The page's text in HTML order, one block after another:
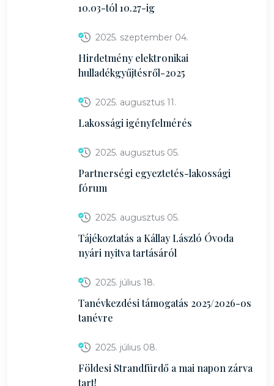
10.03-tól 10.27-ig
2025. szeptember 04.
Hirdetmény elektronikai
hulladékgyűjtésről-2025
2025. augusztus 11.
Lakossági igényfelmérés
2025. augusztus 05.
Partnerségi egyeztetés-lakossági
fórum
2025. augusztus 05.
Tájékoztatás a Kállay László Óvoda
nyári nyitva tartásáról
2025. július 18.
Tanévkezdési támogatás 2025/2026-os
tanévre
2025. július 08.
Földesi Strandfürdő a mai napon zárva
tart!